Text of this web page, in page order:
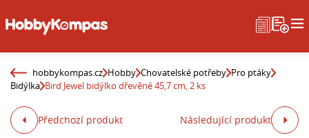
hobbykompas.cz Hobby Chovatelské potřeby Pro ptáky
Bidýlka Bird Jewel bidýlko dřevěné 45,7 cm, 2 ks
Předchozí produkt Následující produkt